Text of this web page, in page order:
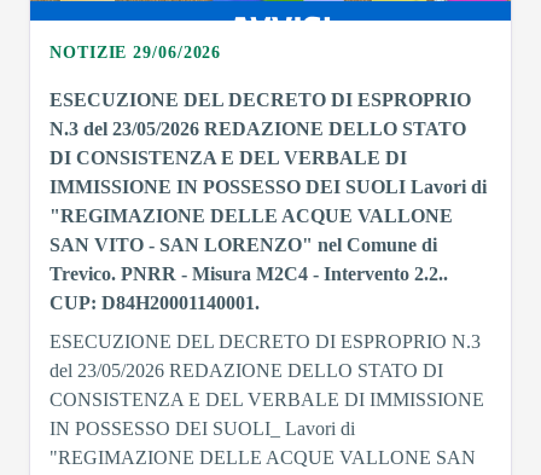
NOTIZIE 29/06/2026
ESECUZIONE DEL DECRETO DI ESPROPRIO
N.3 del 23/05/2026 REDAZIONE DELLO STATO
DI CONSISTENZA E DEL VERBALE DI
IMMISSIONE IN POSSESSO DEI SUOLI Lavori di
"REGIMAZIONE DELLE ACQUE VALLONE
SAN VITO - SAN LORENZO" nel Comune di
Trevico. PNRR - Misura M2C4 - Intervento 2.2..
CUP: D84H20001140001.
ESECUZIONE DEL DECRETO DI ESPROPRIO N.3
del 23/05/2026 REDAZIONE DELLO STATO DI
CONSISTENZA E DEL VERBALE DI IMMISSIONE
IN POSSESSO DEI SUOLI_ Lavori di
"REGIMAZIONE DELLE ACQUE VALLONE SAN